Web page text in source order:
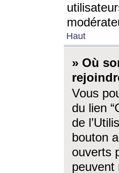
Haut
» Où
Vous
du lien
de
bouton
ouverts
peuvent